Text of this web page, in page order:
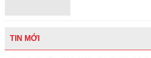
TIN MỚI